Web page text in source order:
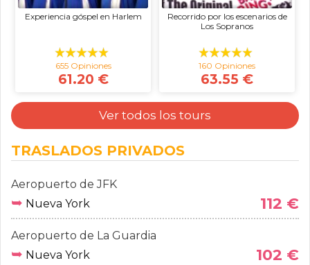
Experiencia góspel en Harlem
655 Opiniones
61.20 €
Recorrido por los escenarios de
Los Sopranos
160 Opiniones
63.55 €
Ver todos los tours
TRASLADOS PRIVADOS
Aeropuerto de JFK
➥ Nueva York 112 €
Aeropuerto de La Guardia
➥ Nueva York 102 €